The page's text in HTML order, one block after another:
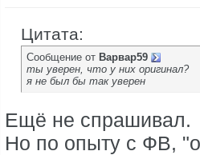
Цитата:
Сообщение от Варвар59
ты уверен, что у них оригинал?
я не был бы так уверен
Ещё не спрашивал.
Но по опыту с ФВ,